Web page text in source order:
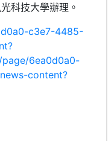
科技大學辦理。
c3e7-4485-
6ea0d0a0-
content?